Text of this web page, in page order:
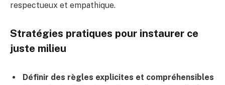
respectueux et empathique.
Stratégies pratiques pour instaurer ce
juste milieu
Définir des règles explicites et compréhensibles